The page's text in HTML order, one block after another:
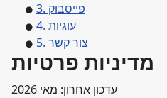
3. פייסבוק
4. עוגיות
5. צור קשר
מדיניות פרטיות
עדכון אחרון: מאי 2026